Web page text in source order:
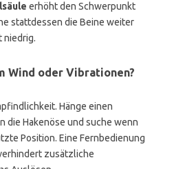
erhöht den Schwerpunkt
stattdessen die Beine weiter
niedrig.
Wind oder Vibrationen?
Hänge einen
die Hakenöse und suche wenn
Position. Eine Fernbedienung
zusätzliche